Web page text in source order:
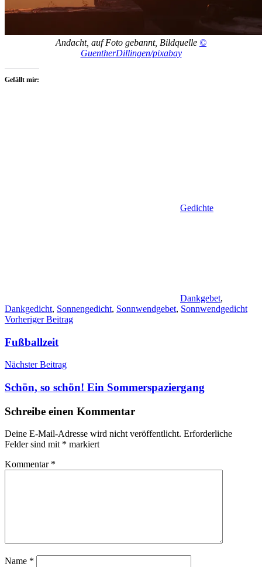
Andacht, auf Foto gebannt, Bildquelle ©
GuentherDillingen/pixabay
Gefällt mir:
Gedichte
Dankgebet,
Dankgedicht, Sonnengedicht, Sonnwendgebet, Sonnwendgedicht
Beitragsnavigation
Vorheriger Beitrag
Fußballzeit
Nächster Beitrag
Schön, so schön! Ein Sommerspaziergang
Schreibe einen Kommentar
Deine E-Mail-Adresse wird nicht veröffentlicht. Erforderliche
Felder sind mit * markiert
Kommentar *
Name *